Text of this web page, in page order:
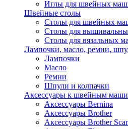
Иглы для швейных
Швейные столы
Столы для швейных
Столы для
Столы для вязальных
Лампочки, масло, ремни,
Лампочки
Масло
Ремни
Шпули и колпачки
Аксессуары к швейным
Аксессуары Bernina
Аксессуары Brother
Аксессуары Brother